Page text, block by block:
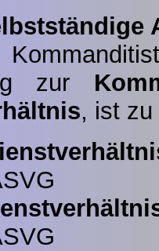
zur
, ist zu